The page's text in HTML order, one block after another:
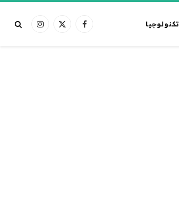
تكنولوجيا فيسبوكX
الانستغرام